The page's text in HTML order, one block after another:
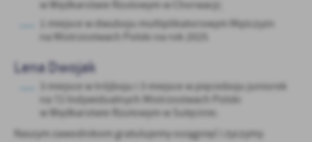
w Wędkarstwie Rzutowym w Chorwacji;
1 miejsce w dwuboju multiplikatorowym Mężczyzn
na Mistrzostwach Polski na rok 2025
Lena Dwojak
3 miejsce w trójboju i 3 miejsce w pięcioboju juniorek
na 72 Indywidualnych Mistrzostwach Polski
w Wędkarstwie Rzutowym w Sulęcinie.
Naszym zawodnikom gratulujemy osiągnięć i życzymy